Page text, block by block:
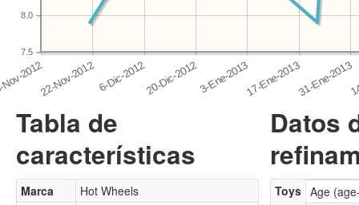
7.5
8.0
Tabla de
características
Marca
Hot Wheels
Datos
Toys Age